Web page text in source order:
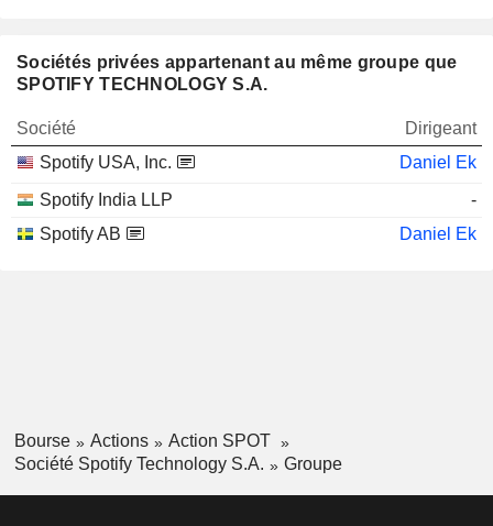
Sociétés privées appartenant au même groupe que
SPOTIFY TECHNOLOGY S.A.
Société
Dirigeant
Spotify USA, Inc.
Daniel Ek
Spotify India LLP
-
Spotify AB
Daniel Ek
Bourse Actions
Action SPOT
Société Spotify Technology S.A.
Groupe